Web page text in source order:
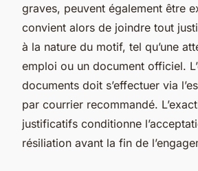
graves, peuvent également être
convient alors de joindre tout
à la nature du motif, tel qu’une
emploi ou un document officiel.
documents doit s’effectuer via
par courrier recommandé.
justificatifs conditionne
résiliation avant la fin de